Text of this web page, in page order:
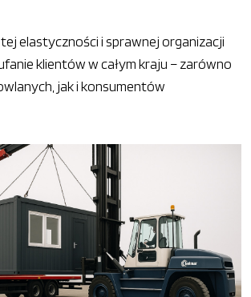
tej elastyczności i sprawnej organizacji
klientów w całym kraju – zarówno
jak i konsumentów